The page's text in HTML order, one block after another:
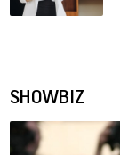
SHOWBIZ